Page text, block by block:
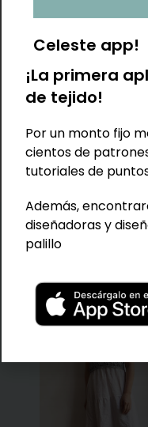
Patrón:
Texto muy claro
Videos de cada
Fotos del paso a
Diagrama de
Dificultad:
Avanzada
Celeste app!
¡La primera
de tejido!
Por un monto fijo
cientos de
tutoriales de
Además,
diseñadoras y
palillo